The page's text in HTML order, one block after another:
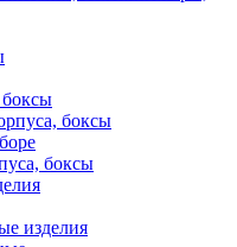
боксы
боксы
изделия